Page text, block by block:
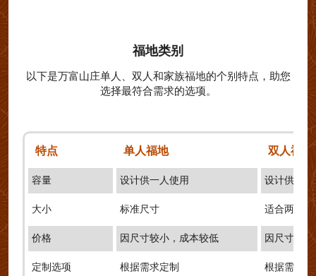
福地类别
以下是万富山庄单人、双人和家族福地的个别特点，助您
选择最符合需求的选项。
特点 单人福地 双人福地
容量 设计供一人使用 设计供两
大小 标准尺寸 适合两人
价格 因尺寸较小，成本较低 因尺寸较
定制选项 根据需求定制 根据需求定